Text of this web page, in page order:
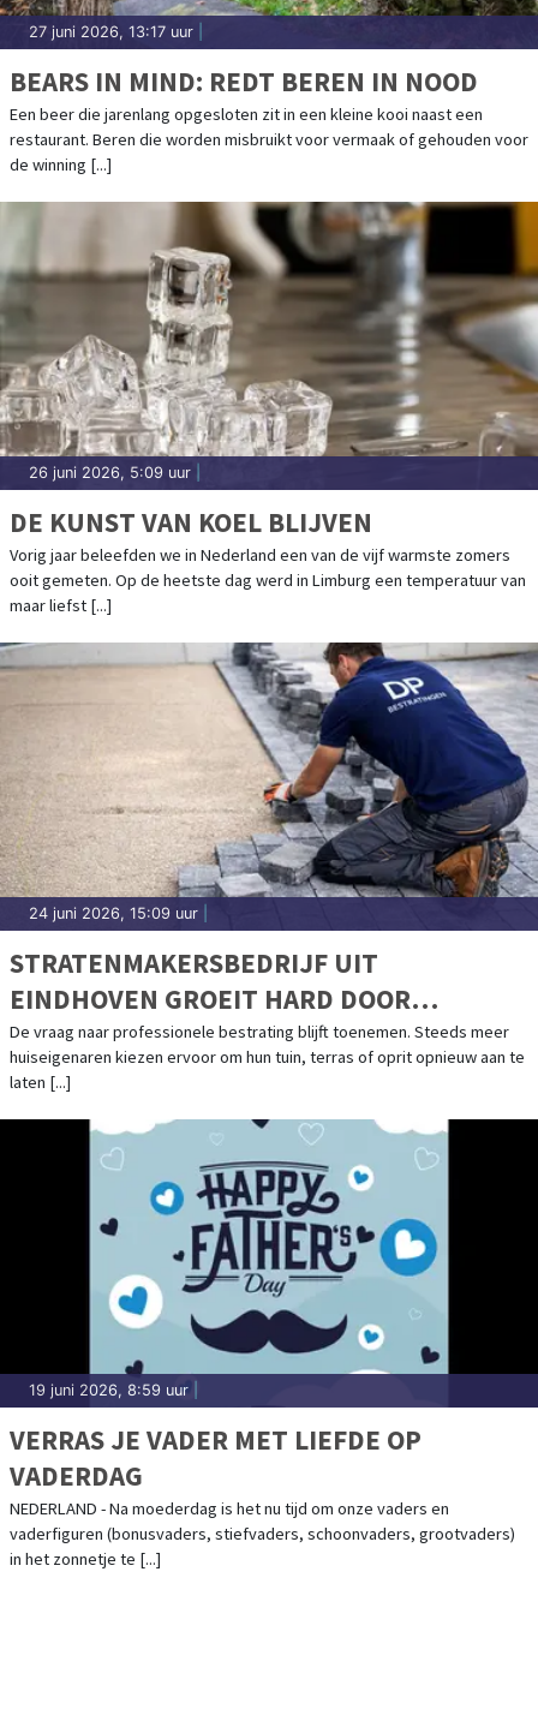
27 juni 2026, 13:17 uur
BEARS IN MIND: REDT BEREN IN NOOD
Een beer die jarenlang opgesloten zit in een kleine kooi naast een
restaurant. Beren die worden misbruikt voor vermaak of gehouden voor
de winning [...]
26 juni 2026, 5:09 uur
DE KUNST VAN KOEL BLIJVEN
Vorig jaar beleefden we in Nederland een van de vijf warmste zomers
ooit gemeten. Op de heetste dag werd in Limburg een temperatuur van
maar liefst [...]
24 juni 2026, 15:09 uur
STRATENMAKERSBEDRIJF UIT
EINDHOVEN GROEIT HARD DOOR
TOENEMENDE VRAAG
De vraag naar professionele bestrating blijft toenemen. Steeds meer
huiseigenaren kiezen ervoor om hun tuin, terras of oprit opnieuw aan te
laten [...]
19 juni 2026, 8:59 uur
VERRAS JE VADER MET LIEFDE OP
VADERDAG
NEDERLAND - Na moederdag is het nu tijd om onze vaders en
vaderfiguren (bonusvaders, stiefvaders, schoonvaders, grootvaders)
in het zonnetje te [...]